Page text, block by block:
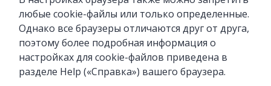
любые cookie-файлы или только определенные.
Однако все браузеры отличаются друг от друга,
поэтому более подробная информация о
настройках для cookie-файлов приведена в
разделе Help («Справка») вашего браузера.